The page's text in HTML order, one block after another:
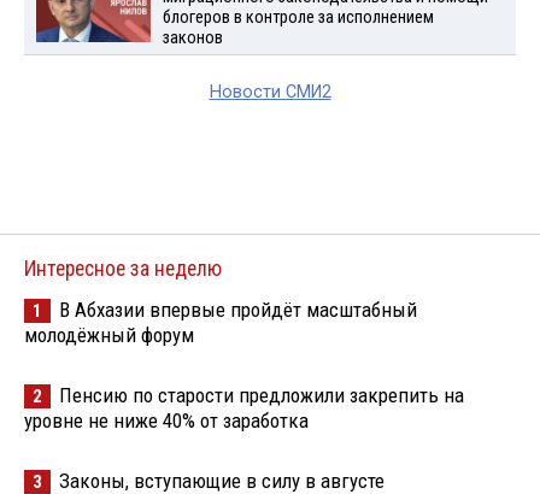
блогеров в контроле за исполнением
законов
Новости СМИ2
Интересное за неделю
1
В Абхазии впервые пройдёт масштабный
молодёжный форум
2
Пенсию по старости предложили закрепить на
уровне не ниже 40% от заработка
3 Законы, вступающие в силу в августе